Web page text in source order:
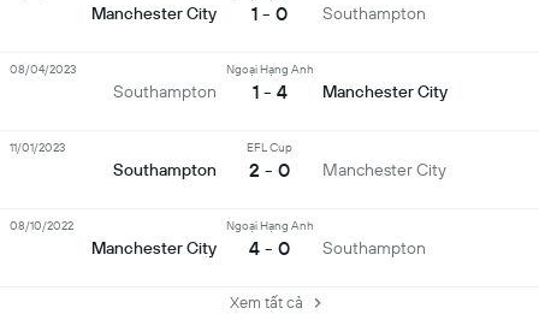
Manchester City 1 - 0 Southampton
Southampton
Ngoại Hạng Anh
1 - 4 Manchester City
08/04/2023
Southampton
EFL Cup
2 - 0 Manchester City
11/01/2023
Manchester City
Ngoại Hạng Anh
4 - 0 Southampton
08/10/2022
Xem tất cả